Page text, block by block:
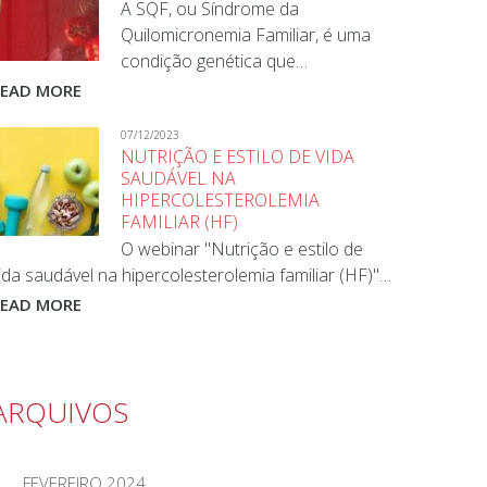
A SQF, ou Síndrome da
Quilomicronemia Familiar, é uma
condição genética que…
MORE
07/12/2023
NUTRIÇÃO E ESTILO DE VIDA
SAUDÁVEL NA
HIPERCOLESTEROLEMIA
FAMILIAR (HF)
O webinar "Nutrição e estilo de
saudável na hipercolesterolemia familiar (HF)"…
MORE
FEVEREIRO 2024